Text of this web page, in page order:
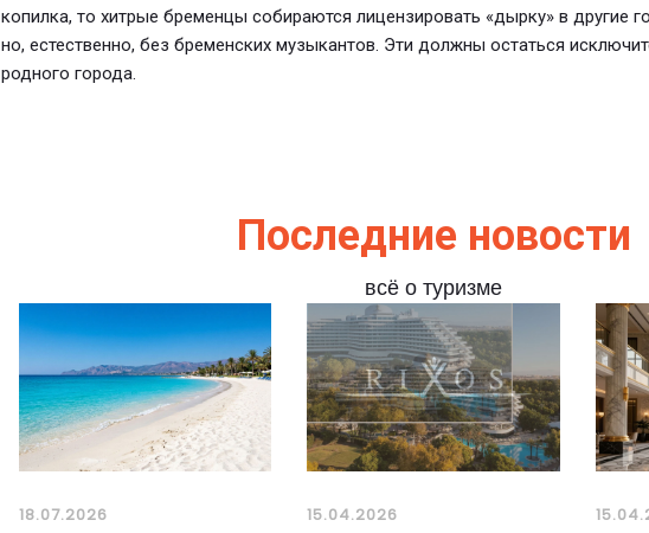
копилка, то хитрые бременцы собираются лицензировать «дырку» в другие
но, естественно, без бременских музыкантов. Эти должны остаться
родного города.
Последние новости
всё о туризме
18.07.2026 15.04.2026